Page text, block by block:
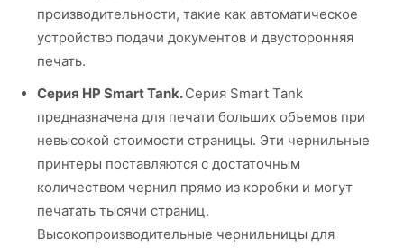
производительности, такие как автоматическое
устройство подачи документов и двусторонняя
печать.
Серия HP Smart Tank.Серия Smart Tank
предназначена для печати больших объемов при
невысокой стоимости страницы. Эти чернильные
принтеры поставляются с достаточным
количеством чернил прямо из коробки и могут
печатать тысячи страниц.
Высокопроизводительные чернильницы для